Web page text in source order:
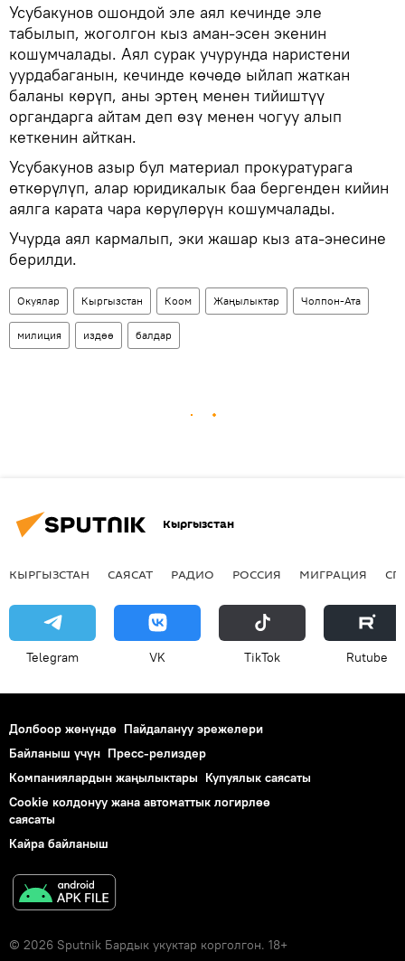
Усубакунов ошондой эле аял кечинде эле
табылып, жоголгон кыз аман-эсен экенин
кошумчалады. Аял сурак учурунда наристени
уурдабаганын, кечинде көчөдө ыйлап жаткан
баланы көрүп, аны эртең менен тийиштүү
органдарга айтам деп өзү менен чогуу алып
кеткенин айткан.
Усубакунов азыр бул материал прокуратурага
өткөрүлүп, алар юридикалык баа бергенден кийин
аялга карата чара көрүлөрүн кошумчалады.
Учурда аял кармалып, эки жашар кыз ата-энесине
берилди.
Окуялар Кыргызстан Коом Жаңылыктар Чолпон-Ата
милиция издөө балдар
Кыргызстан
КЫРГЫЗСТАН САЯСАТ РАДИО РОССИЯ МИГРАЦИЯ
Telegram VK ТikТоk Rutube
Долбоор жөнүндө Пайдалануу эрежелери
Байланыш үчүн Пресс-релиздер
Компаниялардын жаңылыктары Купуялык саясаты
Cookie колдонуу жана автоматтык логирлөө
саясаты
Кайра байланыш
© 2026 Sputnik Бардык укуктар корголгон. 18+